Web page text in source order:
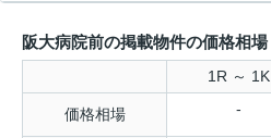
阪大病院前の掲載物件の価格相場
1R ～ 1K
価格相場 -